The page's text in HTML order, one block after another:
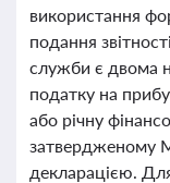
використання
подання
служби є двома
податку на
або річну
затвердженому
декларацією. Для